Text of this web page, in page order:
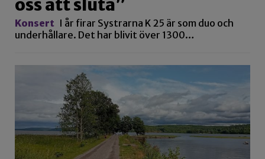
oss att sluta”
Konsert I år firar Systrarna K 25 är som duo och
underhållare. Det har blivit över 1300…